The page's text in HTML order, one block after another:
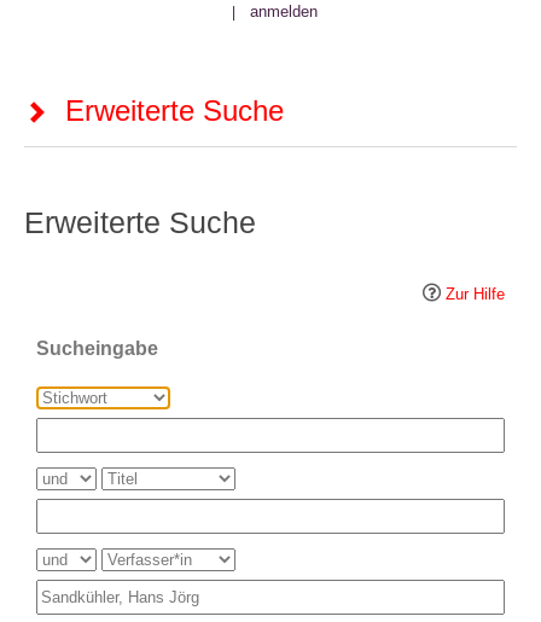
| anmelden
Erweiterte Suche
Erweiterte Suche
Zur Hilfe
Sucheingabe